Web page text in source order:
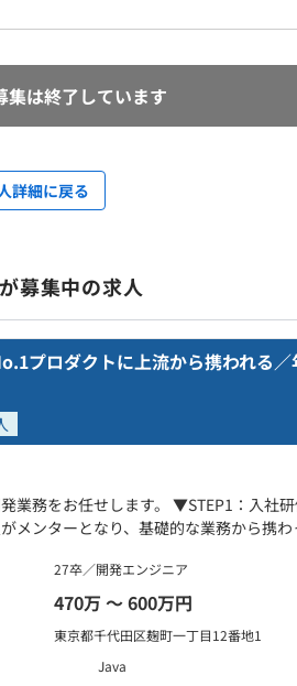
集は終了しています
詳細に戻る
募集中の求人
プロダクトに上流から携われる
業務をお任せします。 ▼STEP1：入社
メンターとなり、基礎的な業務から携
27卒／開発エンジニア
470万 〜 600万円
東京都千代田区麹町一丁目12番地1
Java